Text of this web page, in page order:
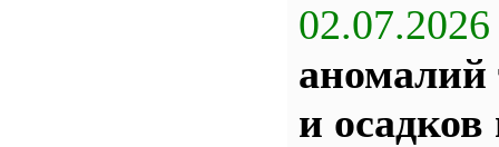
02.07.2026
аномалий
и